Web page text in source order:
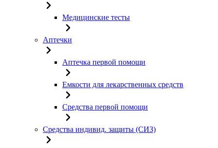
Медицинские тесты
Аптечки
Аптечка первой помощи
Емкости для лекарственных средств
Средства первой помощи
Средства индивид. защиты (СИЗ)